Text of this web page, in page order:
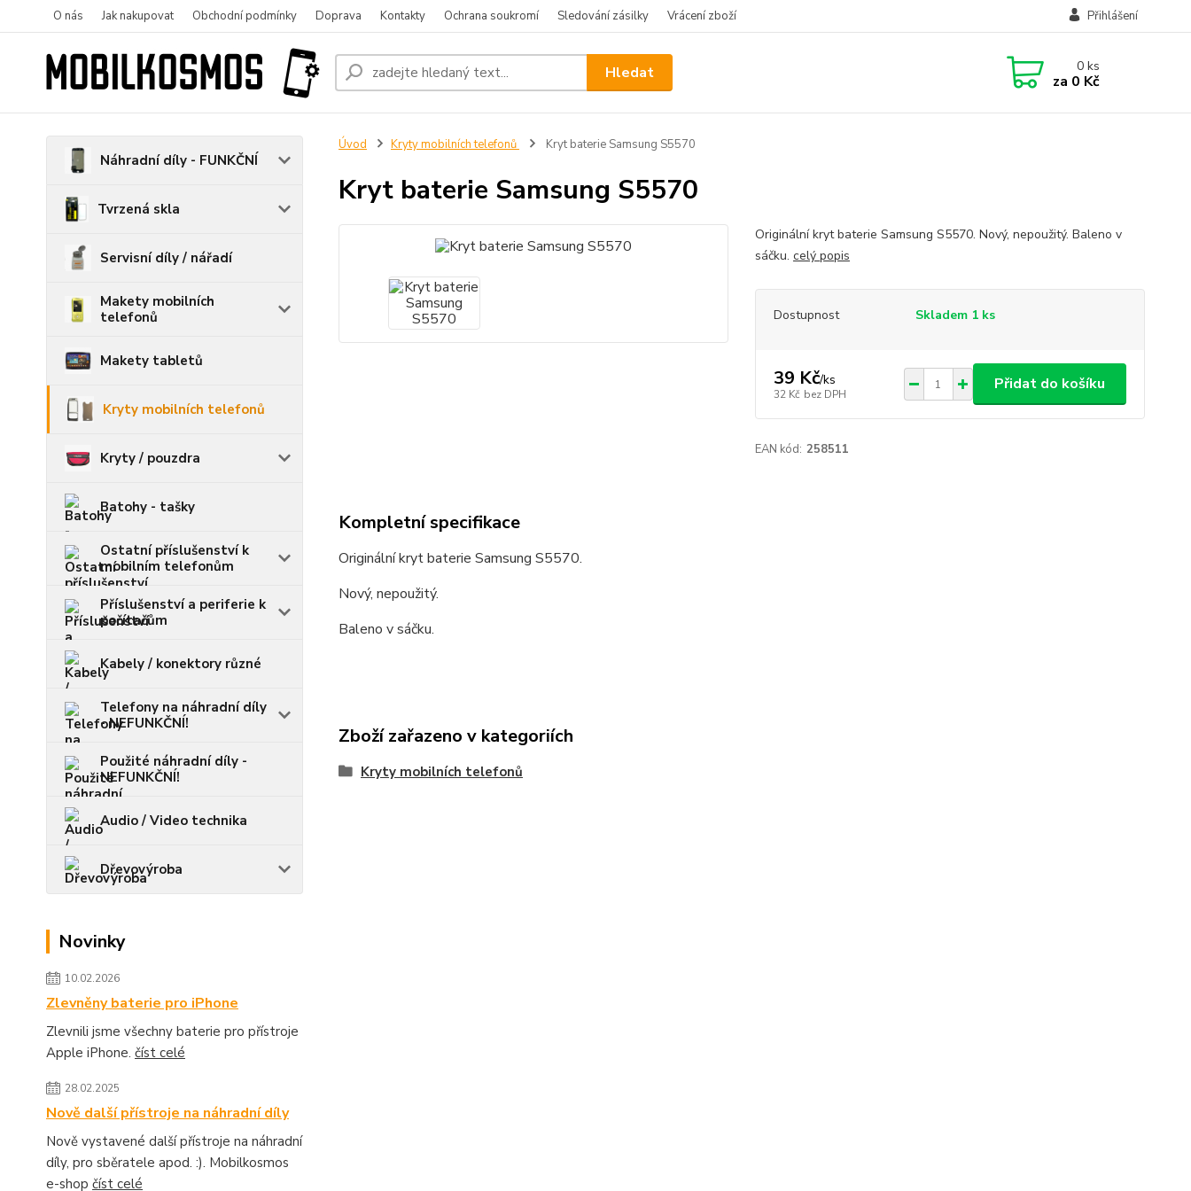
O nás Jak nakupovat Obchodní podmínky Doprava Kontakty Ochrana soukromí Sledování zásilky Vrácení zboží Přihlášení
Hledat 0ks
za 0 Kč
Náhradní díly - FUNKČNÍ
Tvrzená skla
Servisní díly / nářadí
Makety mobilních
telefonů
Makety tabletů
Kryty mobilních telefonů
Kryty / pouzdra
Batohy - tašky
Ostatní příslušenství k
mobilním telefonům
Příslušenství a periferie k
počítačům
Kabely / konektory různé
Telefony na náhradní díly
- NEFUNKČNÍ!
Použité náhradní díly -
NEFUNKČNÍ!
Audio / Video technika
Dřevovýroba
Novinky
10.02.2026
Zlevněny baterie pro iPhone
Zlevnili jsme všechny baterie pro přístroje
Apple iPhone. číst celé
28.02.2025
Nově další přístroje na náhradní díly
Nově vystavené další přístroje na náhradní
díly, pro sběratele apod. :). Mobilkosmos
e-shop číst celé
Úvod Kryty mobilních telefonů Kryt baterie Samsung S5570
Kryt baterie Samsung S5570
Originální kryt baterie Samsung S5570. Nový, nepoužitý. Baleno v
sáčku. celý popis
Dostupnost Skladem 1 ks
39 Kč/ks
32 Kč bez DPH
Přidat do košíku
EAN kód: 258511
Kompletní specifikace
Originální kryt baterie Samsung S5570.
Nový, nepoužitý.
Baleno v sáčku.
Zboží zařazeno v kategoriích
Kryty mobilních telefonů